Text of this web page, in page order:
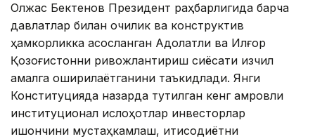
Олжас Бектенов Президент раҳбарлигида барча
давлатлар билан очиқлик ва конструктив
ҳамкорликка асосланган Адолатли ва Илғор
Қозоғистонни ривожлантириш сиёсати изчил
амалга оширилаётганини таъкидлади. Янги
Конституцияда назарда тутилган кенг қамровли
институционал ислоҳотлар инвесторлар
ишончини мустаҳкамлаш, иқтисодиётни